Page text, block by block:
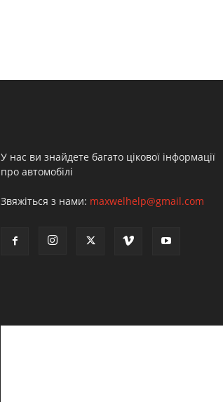
У нас ви знайдете багато цікової інформації
про автомобілі
Звяжіться з нами: maxwelhelp@gmail.com